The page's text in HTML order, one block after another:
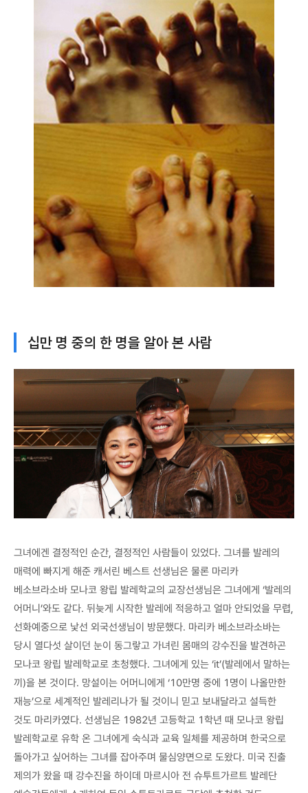
십만 명 중의 한 명을 알아 본 사람
그녀에겐 결정적인 순간, 결정적인 사람들이 있었다. 그녀를 발레의
매력에 빠지게 해준 캐서린 베스트 선생님은 물론 마리카
베소브라소바 모나코 왕립 발레학교의 교장선생님은 그녀에게 ‘발레의
어머니’와도 같다. 뒤늦게 시작한 발레에 적응하고 얼마 안되었을 무렵,
선화예중으로 낯선 외국선생님이 방문했다. 마리카 베소브라소바는
당시 열다섯 살이던 눈이 동그랗고 가녀린 몸매의 강수진을 발견하곤
모나코 왕립 발레학교로 초청했다. 그녀에게 있는 ‘it’(발레에서 말하는
끼)을 본 것이다. 망설이는 어머니에게 ‘10만명 중에 1명이 나올만한
재능’으로 세계적인 발레리나가 될 것이니 믿고 보내달라고 설득한
것도 마리카였다. 선생님은 1982년 고등학교 1학년 때 모나코 왕립
발레학교로 유학 온 그녀에게 숙식과 교육 일체를 제공하며 한국으로
돌아가고 싶어하는 그녀를 잡아주며 물심양면으로 도왔다. 미국 진출
제의가 왔을 때 강수진을 하이데 마르시아 전 슈투트가르트 발레단